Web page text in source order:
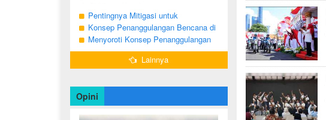
"Berdasarkan Undang-undang Nomor 24
Tahun 2007, tentang Penanggulangan
Bencana, Pemerintah dan Pemerintah
Daerah menjadi penanggung jawab
dalam penyelenggaraan
penanggulangan bencana. ...
Pentingnya Mitigasi untuk
Mengurangi Risiko Bencana di
Bojonegoro
Konsep Penanggulangan Bencana di
Bojonegoro Masih Mengutamakan
Tanggap Darurat
Menyoroti Konsep Penanggulangan
Bencana di Kabupaten Bojonegoro
Lainnya
Opini